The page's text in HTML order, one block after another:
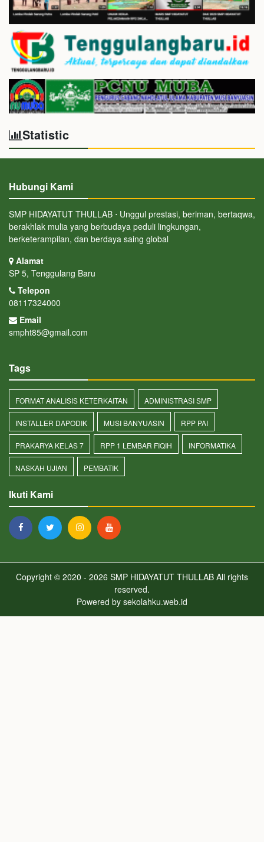
Statistic
Hubungi Kami
SMP HIDAYATUT THULLAB ⋅ Unggul prestasi, beriman, bertaqwa,
berakhlak mulia yang berbudaya peduli lingkungan,
berketerampilan, dan berdaya saing global
Alamat
SP 5, Tenggulang Baru
Telepon
08117324000
Email
smpht85@gmail.com
Tags
FORMAT ANALISIS KETERKAITAN ADMINISTRASI SMP
INSTALLER DAPODIK MUSI BANYUASIN RPP PAI
PRAKARYA KELAS 7 RPP 1 LEMBAR FIQIH INFORMATIKA
NASKAH UJIAN PEMBATIK
Ikuti Kami
Copyright © 2020 - 2026 SMP HIDAYATUT THULLAB All rights
reserved.
Powered by sekolahku.web.id